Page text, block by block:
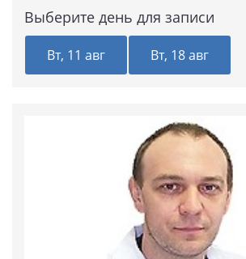
Выберите день для записи
Вт, 11 авг Вт, 18 авг